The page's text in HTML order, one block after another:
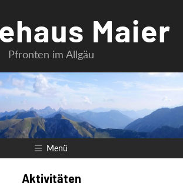
Maier
Pfronten im Allgäu
Menü
Aktivitäten